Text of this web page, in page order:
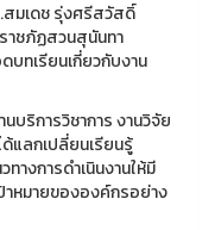
สมเดช รุ่งศรีสวัสดิ์
าชภัฏสวนสุนันทา
บทเรียนเกี่ยวกับงาน
นบริการวิชาการ งานวิจัย
ด้แลกเปลี่ยนเรียนรู้
งการดำเนินงานให้มี
าหมายขององค์กรอย่าง